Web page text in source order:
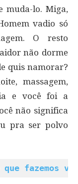
muda-lo. Miga,
vadio só
O resto
não dorme
quis namorar?
massagem,
e você foi a
não significa
pra ser polvo
que fazemos